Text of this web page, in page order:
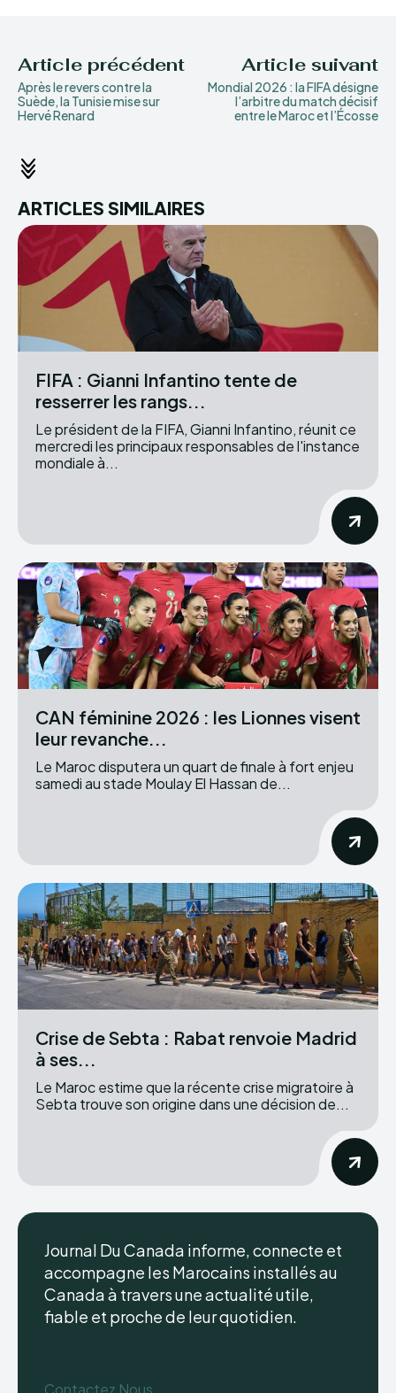
Article précédent
Après le revers contre la
Suède, la Tunisie mise sur
Hervé Renard
Article suivant
Mondial 2026 : la FIFA désigne
l’arbitre du match décisif
entre le Maroc et l’Écosse
ARTICLES SIMILAIRES
FIFA : Gianni Infantino tente de
resserrer les rangs...
Le président de la FIFA, Gianni Infantino, réunit ce
mercredi les principaux responsables de l'instance
mondiale à...
CAN féminine 2026 : les Lionnes visent
leur revanche...
Le Maroc disputera un quart de finale à fort enjeu
samedi au stade Moulay El Hassan de...
Crise de Sebta : Rabat renvoie Madrid
à ses...
Le Maroc estime que la récente crise migratoire à
Sebta trouve son origine dans une décision de...
Journal Du Canada informe, connecte et
accompagne les Marocains installés au
Canada à travers une actualité utile,
fiable et proche de leur quotidien.
Contactez Nous